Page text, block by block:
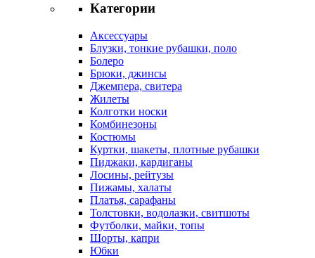
Категории
Аксессуары
Блузки, тонкие рубашки, поло
Болеро
Брюки, джинсы
Джемпера, свитера
Жилеты
Колготки носки
Комбинезоны
Костюмы
Куртки, шакеты, плотные рубашки
Пиджаки, кардиганы
Лосины, рейтузы
Пижамы, халаты
Платья, сарафаны
Толстовки, водолазки, свитшоты
Футболки, майки, топы
Шорты, капри
Юбки